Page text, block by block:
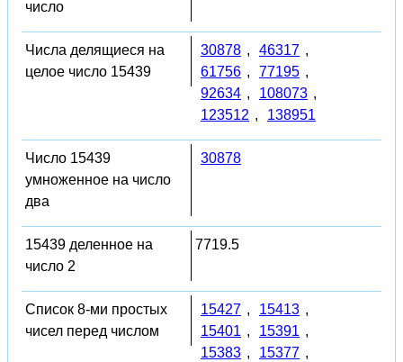
число
Числа делящиеся на
целое число 15439
30878 , 46317 ,
61756 , 77195 ,
92634 , 108073 ,
123512 , 138951
Число 15439
умноженное на число
два
30878
15439 деленное на
число 2
7719.5
Список 8-ми простых
чисел перед числом
15427 , 15413 ,
15401 , 15391 ,
15383 , 15377 ,